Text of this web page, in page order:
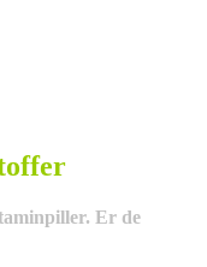
Er de